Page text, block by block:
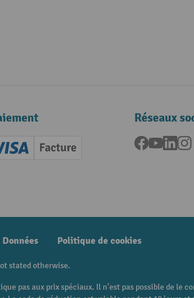
(Master)
Creditcard (Visa)
Facture
Réseaux
Facebook
YouTube
Politique de cookies
stated otherwise.
pas aux prix spéciaux. Il n'est pas possible de